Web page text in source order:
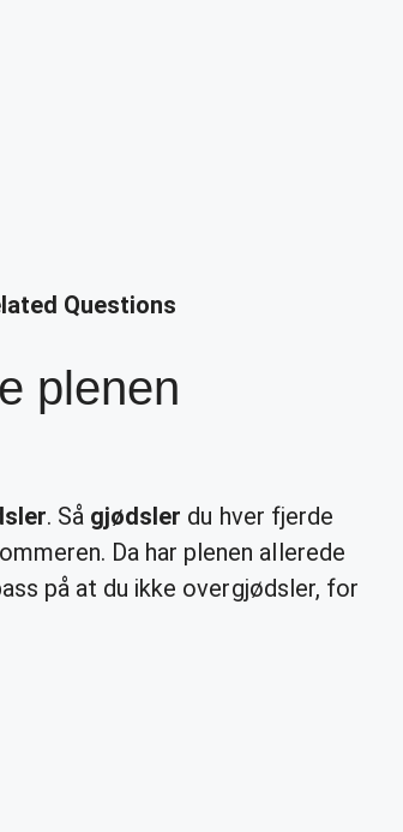
Questions
plenen
. Så gjødsler du hver fjerde
Da har plenen allerede
på at du ikke overgjødsler, for